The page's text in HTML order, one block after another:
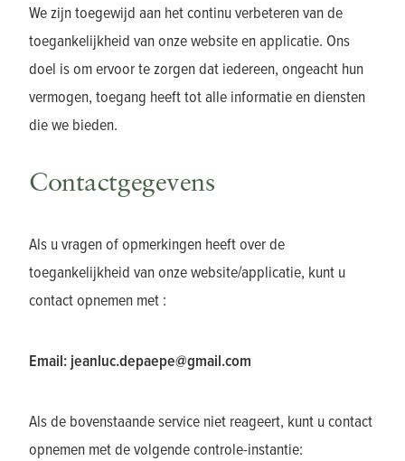
We zijn toegewijd aan het continu verbeteren van de
toegankelijkheid van onze website en applicatie. Ons
doel is om ervoor te zorgen dat iedereen, ongeacht hun
vermogen, toegang heeft tot alle informatie en diensten
die we bieden.
Contactgegevens
Als u vragen of opmerkingen heeft over de
toegankelijkheid van onze website/applicatie, kunt u
contact opnemen met :
Email: jeanluc.depaepe@gmail.com
Als de bovenstaande service niet reageert, kunt u contact
opnemen met de volgende controle-instantie: